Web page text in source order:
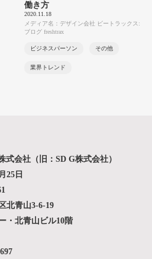
働き方
2020.11.18
メディア名：デザイン会社 ビートラックス:
ブログ freshtrax
ビジネスパーソン その他
業界トレンド
式会社（旧：SD G株式会社）
25日
北青山3-6-19
・北青山ビル10階